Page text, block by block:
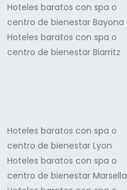
Hoteles baratos con spa o
centro de bienestar Bayona
Hoteles baratos con spa o
centro de bienestar Biarritz
Hoteles baratos con spa o
centro de bienestar Lyon
Hoteles baratos con spa o
centro de bienestar Marsella